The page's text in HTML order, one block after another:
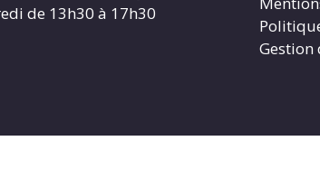
de 13h30 à 17h30
Gestion